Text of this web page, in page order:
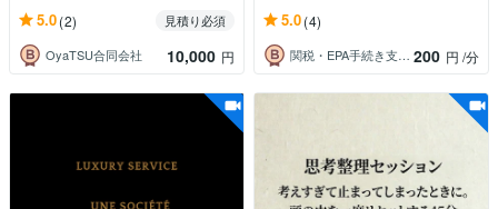
5.0(2)
見積り必須
OyaTSU合同会社
10,000 円
5.0(4)
関税・EPA手続き支援室 200 円 /分